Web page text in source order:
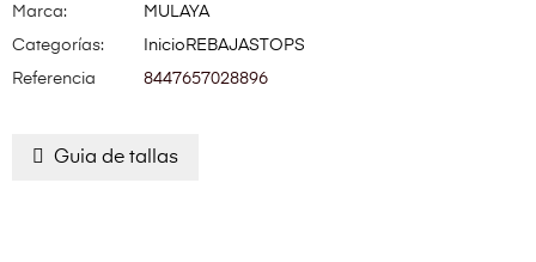
Marca:
MULAYA
Categorías:
Inicio REBAJAS TOPS
Referencia
8447657028896
Guia de tallas